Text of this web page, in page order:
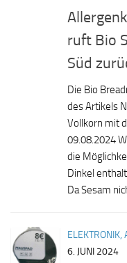
ruft Bio
Süd
Die Bio
des Artikels
Vollkorn mit
09.08.2024
die
Dinkel
Da Sesam
ELEKTRONIK,
6. JUNI 2024